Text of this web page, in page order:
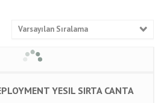
Varsayılan Sıralama
YESIL SIRTA CANTA